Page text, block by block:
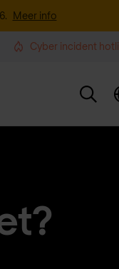
Meer info
Cyber incident